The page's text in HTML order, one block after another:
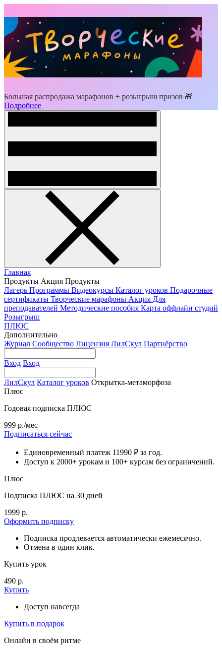
Большая распродажа марафонов + розыгрыш призов 🎁
Подробнее
Главная
Продукты Акция Продукты
Лагерь Программы Видеокурсы Каталог уроков Подарочные
сертификаты Творческие марафоны Акция Для
преподавателей Методические пособия Карта оффлайн студий
Розыгрыш
ПЛЮС
Дополнительно
Журнал Сообщество Лицензия ЛилСкул Партнёрство
Вход Вход
ЛилСкул Каталог уроков Открытка-метаморфоза
Плюс
Годовая подписка ПЛЮС
999 р./мес
Подписаться сейчас
Единовременный платеж 11990 ₽ за год.
Доступ к 2000+ урокам и 100+ курсам без ограничений.
Плюс
Подписка ПЛЮС на 30 дней
1999 р.
Оформить подписку
Подписка продлевается автоматически ежемесячно.
Отмена в один клик.
Купить урок
490 р.
Купить
Доступ навсегда
Купить в подарок
Онлайн в своём ритме